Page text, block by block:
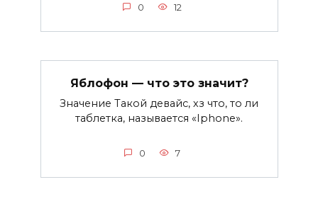
0 12
Яблофон — что это значит?
Значение Такой девайс, хз что, то ли
таблетка, называется «Iphone».
0 7